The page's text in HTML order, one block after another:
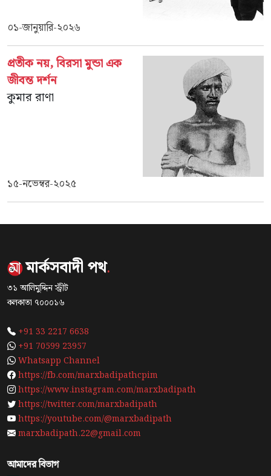
০১-জানুয়ারি-২০২৬
প্রতীক নয়, বিরসা মুন্ডা এক
জীবন্ত দর্শন
কুমার রাণা
১৫-নভেম্বর-২০২৫
মার্কসবাদী পথ.
৩১ আলিমুদ্দিন স্ট্রীট
কলকাতা ৭০০০১৬
+91 33 2217 6638
+91 70599 23957
Whatsapp Channel
https://fb.com/marxbadipathcpim
https://www.instagram.com/marxbadipath
https://twitter.com/marxbadipath
https://youtube.com/@marxbadipath
marxbadipath.22@gmail.com
আমাদের বিভাগ